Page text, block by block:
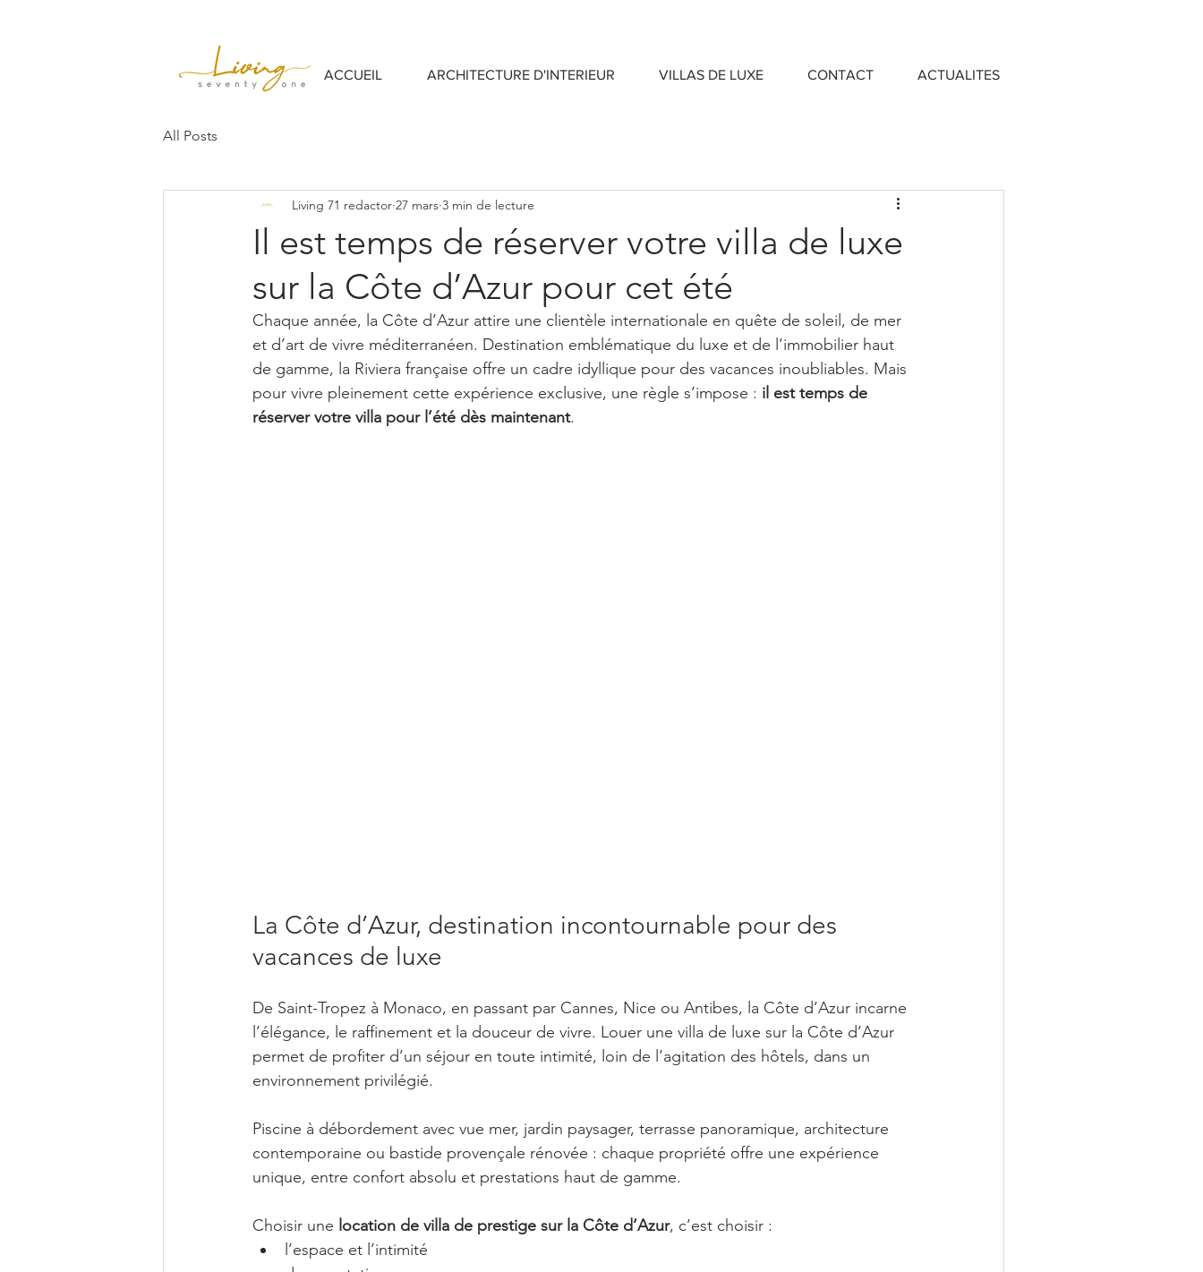
ACCUEIL ARCHITECTURE D'INTERIEUR VILLAS DE LUXE CONTACT ACTUALITES
All Posts
Il est temps de réserver votre villa de luxe
sur la Côte d’Azur pour cet été
Living 71 redactor 27 mars 3 min de lecture
Chaque année, la Côte d’Azur attire une clientèle internationale en quête de soleil, de mer
et d’art de vivre méditerranéen. Destination emblématique du luxe et de l’immobilier haut
de gamme, la Riviera française offre un cadre idyllique pour des vacances inoubliables. Mais
pour vivre pleinement cette expérience exclusive, une règle s’impose : il est temps de
réserver votre villa pour l’été dès maintenant.
La Côte d’Azur, destination incontournable pour des
vacances de luxe
De Saint-Tropez à Monaco, en passant par Cannes, Nice ou Antibes, la Côte d’Azur incarne
l’élégance, le raffinement et la douceur de vivre. Louer une villa de luxe sur la Côte d’Azur
permet de profiter d’un séjour en toute intimité, loin de l’agitation des hôtels, dans un
environnement privilégié.
Piscine à débordement avec vue mer, jardin paysager, terrasse panoramique, architecture
contemporaine ou bastide provençale rénovée : chaque propriété offre une expérience
unique, entre confort absolu et prestations haut de gamme.
Choisir une location de villa de prestige sur la Côte d’Azur, c’est choisir :
l’espace et l’intimité